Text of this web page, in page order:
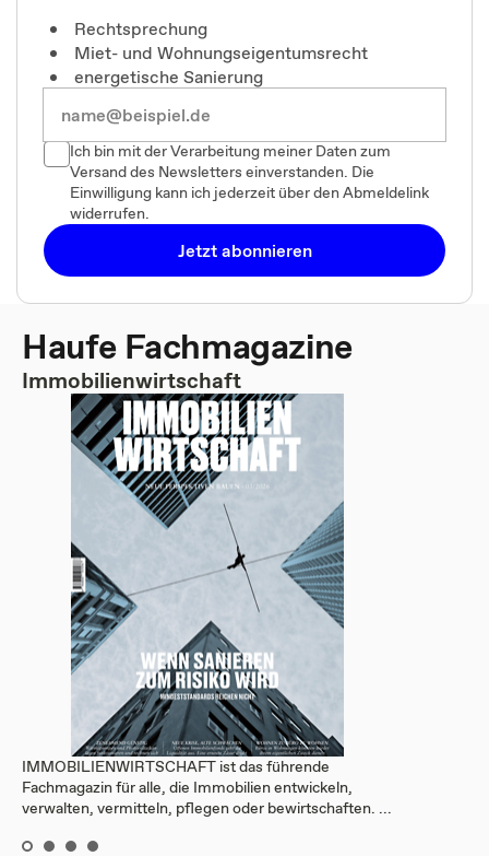
Rechtsprechung
Miet- und Wohnungseigentumsrecht
energetische Sanierung
Ich bin mit der Verarbeitung meiner Daten zum
Versand des Newsletters einverstanden. Die
Einwilligung kann ich jederzeit über den Abmeldelink
widerrufen.
Jetzt abonnieren
Haufe Fachmagazine
Immobilienwirtschaft
IMMOBILIENWIRTSCHAFT ist das führende
Fachmagazin für alle, die Immobilien entwickeln,
verwalten, vermitteln, pflegen oder bewirtschaften. ...